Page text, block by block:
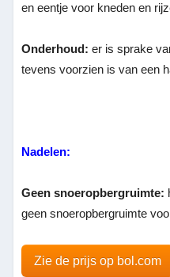
en eentje voor kneden en
Onderhoud:er is sprake
tevens voorzien is van een
Nadelen:
Geen snoeropbergruimte:
geen snoeropbergruimte
Zie de prijs op bol.com